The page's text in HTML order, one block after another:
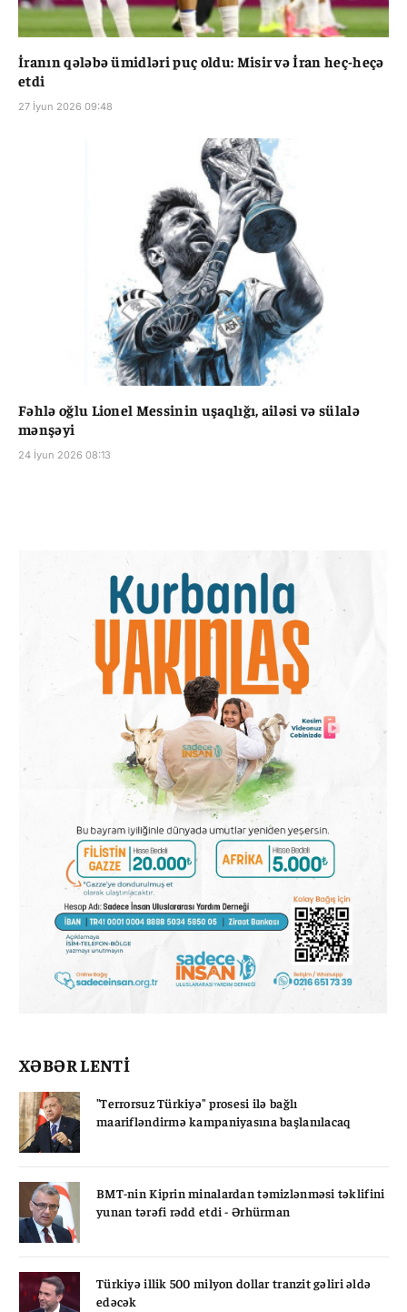
İranın qələbə ümidləri puç oldu: Misir və İran heç-heçə
etdi
27 İyun 2026 09:48
Fəhlə oğlu Lionel Messinin uşaqlığı, ailəsi və sülalə
mənşəyi
24 İyun 2026 08:13
XƏBƏR LENTİ
"Terrorsuz Türkiyə" prosesi ilə bağlı
maarifləndirmə kampaniyasına başlanılacaq
BMT-nin Kiprin minalardan təmizlənməsi təklifini
yunan tərəfi rədd etdi - Ərhürman
Türkiyə illik 500 milyon dollar tranzit gəliri əldə
edəcək